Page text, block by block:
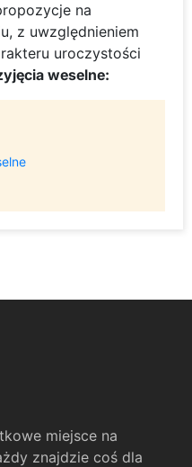
na
z uwzględnieniem
uroczystości
weselne:
miejsce na
znajdzie coś dla